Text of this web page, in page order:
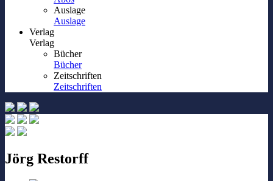
Auslage
Auslage
Verlag
Verlag
Bücher
Bücher
Zeitschriften
Zeitschriften
Jörg Restorff